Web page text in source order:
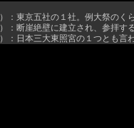
）：東京五社の１社。例大祭のく
）：断崖絶壁に建立され、参拝す
）：日本三大東照宮の１つとも言